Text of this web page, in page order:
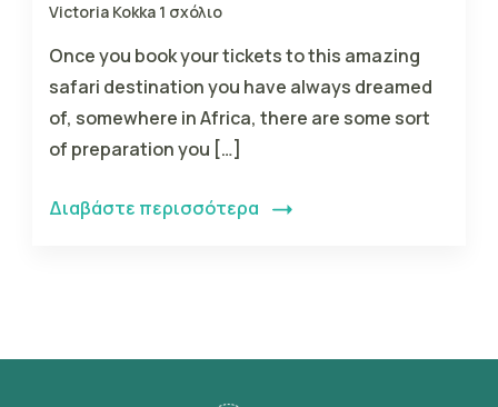
Victoria Kokka 1 σχόλιο
Once you book your tickets to this amazing
safari destination you have always dreamed
of, somewhere in Africa, there are some sort
of preparation you […]
Διαβάστε περισσότερα